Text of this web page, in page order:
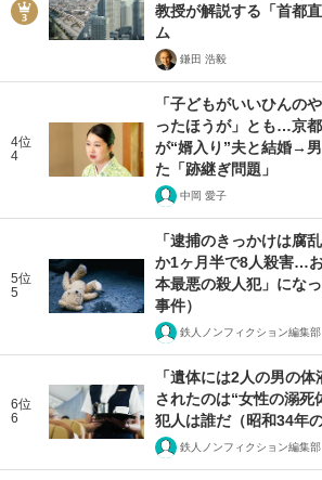
教授が解説する「首都
ム
鎌田 浩毅
4位
4
「子どもがいいひんの
ったほうが」とも…京都
が“婿入り”夫と結婚→
た「跡継ぎ問題」
中岡 愛子
5位
5
「逮捕のきっかけは腐
か1ヶ月半で8人殺害…
本最悪の殺人犯」にな
事件）
鉄人ノンフィクション編集部
6位
6
「遺体には2人の男の
されたのは“女性の溺
犯人は誰だ（昭和34年の
鉄人ノンフィクション編集部